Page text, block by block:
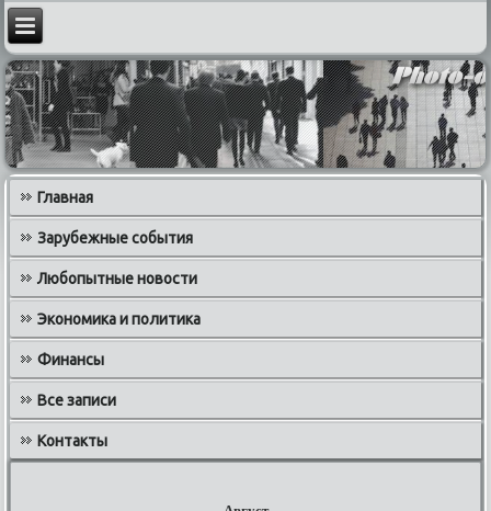
Главная
Зарубежные события
Любопытные новости
Экономика и политика
Финансы
Все записи
Контакты